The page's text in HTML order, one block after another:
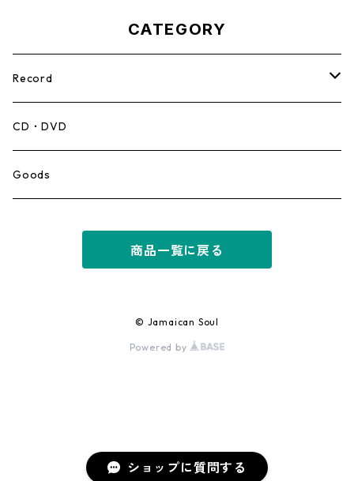
ショップに質問する
CATEGORY
Record
Mento,Calypso,Ballad
Ska
Early Dancehall
CD・DVD
Goods
商品一覧に戻る
© Jamaican Soul
Powered by